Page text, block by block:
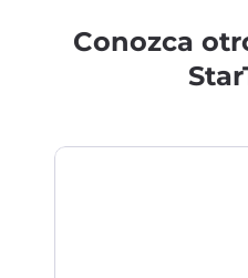
Conozca